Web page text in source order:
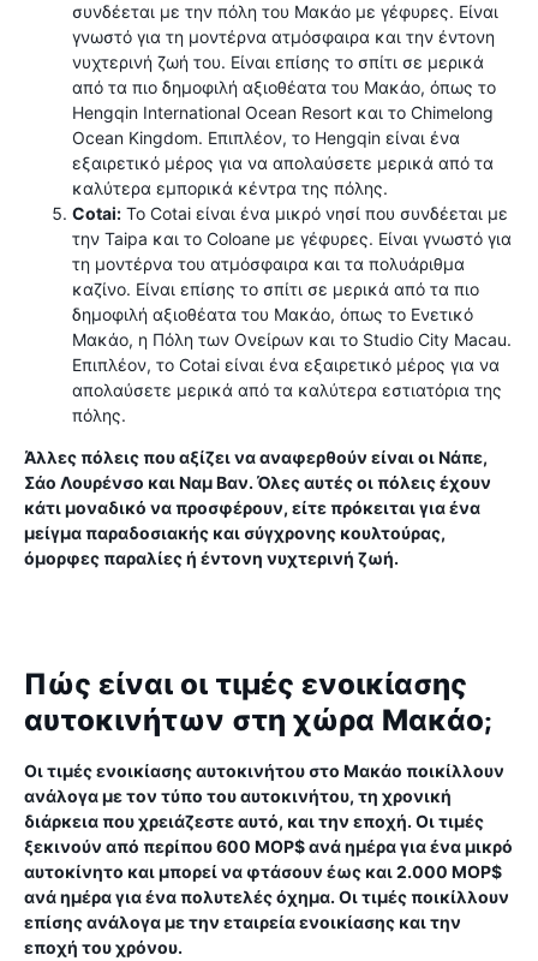
συνδέεται με την πόλη του Μακάο με γέφυρες. Είναι
γνωστό για τη μοντέρνα ατμόσφαιρα και την έντονη
νυχτερινή ζωή του. Είναι επίσης το σπίτι σε μερικά
από τα πιο δημοφιλή αξιοθέατα του Μακάο, όπως το
Hengqin International Ocean Resort και το Chimelong
Ocean Kingdom. Επιπλέον, το Hengqin είναι ένα
εξαιρετικό μέρος για να απολαύσετε μερικά από τα
καλύτερα εμπορικά κέντρα της πόλης.
Cotai: Το Cotai είναι ένα μικρό νησί που συνδέεται με
την Taipa και το Coloane με γέφυρες. Είναι γνωστό για
τη μοντέρνα του ατμόσφαιρα και τα πολυάριθμα
καζίνο. Είναι επίσης το σπίτι σε μερικά από τα πιο
δημοφιλή αξιοθέατα του Μακάο, όπως το Ενετικό
Μακάο, η Πόλη των Ονείρων και το Studio City Macau.
Επιπλέον, το Cotai είναι ένα εξαιρετικό μέρος για να
απολαύσετε μερικά από τα καλύτερα εστιατόρια της
πόλης.
Άλλες πόλεις που αξίζει να αναφερθούν είναι οι Νάπε,
Σάο Λουρένσο και Ναμ Βαν. Όλες αυτές οι πόλεις έχουν
κάτι μοναδικό να προσφέρουν, είτε πρόκειται για ένα
μείγμα παραδοσιακής και σύγχρονης κουλτούρας,
όμορφες παραλίες ή έντονη νυχτερινή ζωή.
Πώς είναι οι τιμές ενοικίασης
αυτοκινήτων στη χώρα Μακάο;
Οι τιμές ενοικίασης αυτοκινήτου στο Μακάο ποικίλλουν
ανάλογα με τον τύπο του αυτοκινήτου, τη χρονική
διάρκεια που χρειάζεστε αυτό, και την εποχή. Οι τιμές
ξεκινούν από περίπου 600 MOP$ ανά ημέρα για ένα μικρό
αυτοκίνητο και μπορεί να φτάσουν έως και 2.000 MOP$
ανά ημέρα για ένα πολυτελές όχημα. Οι τιμές ποικίλλουν
επίσης ανάλογα με την εταιρεία ενοικίασης και την
εποχή του χρόνου.